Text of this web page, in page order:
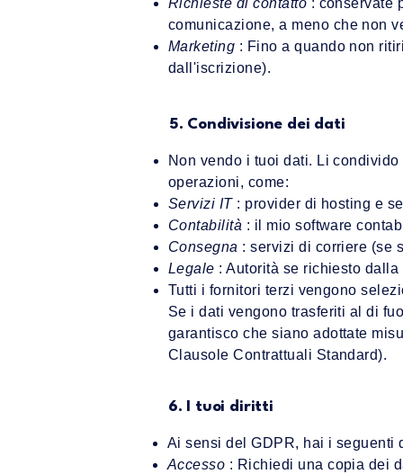
Richieste di contatto : conservate
comunicazione, a meno che non
Marketing : Fino a quando non
dall'iscrizione).
5. Condivisione dei dati
Non vendo i tuoi dati. Li
operazioni, come:
Servizi IT: provider di hosting e
Contabilità : il mio software
Consegna : servizi di corriere (se
Legale : Autorità se richiesto dalla
Tutti i fornitori terzi vengono
Se i dati vengono trasferiti al di
garantisco che siano adottate
Clausole Contrattuali Standard).
6. I tuoi diritti
Ai sensi del GDPR, hai i seguenti
Accesso : Richiedi una copia dei